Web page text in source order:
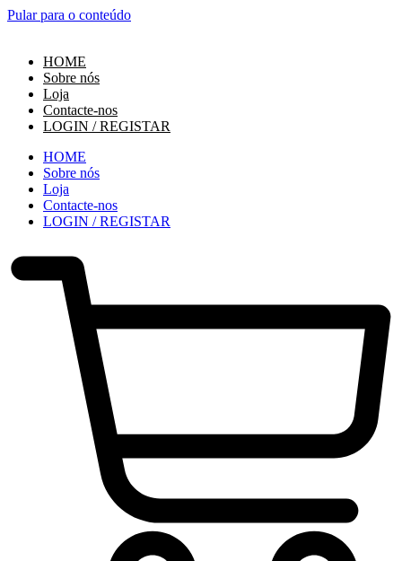
Pular para o conteúdo
HOME
Sobre nós
Loja
Contacte-nos
LOGIN / REGISTAR
HOME
Sobre nós
Loja
Contacte-nos
LOGIN / REGISTAR